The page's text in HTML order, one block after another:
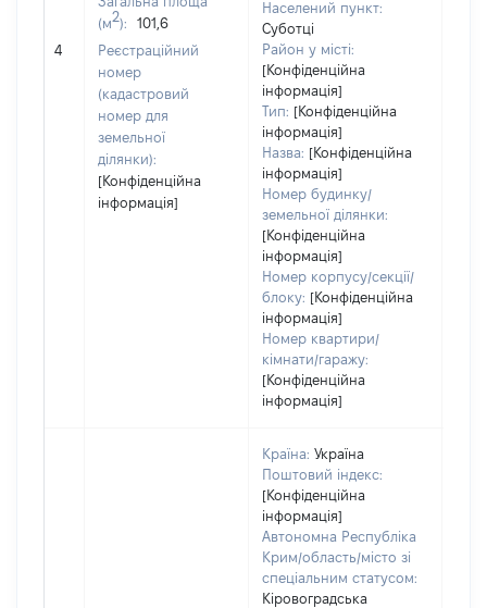
4
(м2):
101,6
Реєстраційний
номер
(кадастровий
номер для
земельної
ділянки):
[Конфіденційна
інформація]
Населений пункт:
Суботці
Район у місті:
[Конфіденційна
інформація]
Тип: [Конфіденційна
інформація]
Назва: [Конфіденційна
інформація]
Номер будинку/
земельної ділянки:
[Конфіденційна
інформація]
Номер корпусу/секції/
блоку: [Конфіденційна
інформація]
Номер квартири/
кімнати/гаражу:
[Конфіденційна
інформація]
Країна: Україна
Поштовий індекс:
[Конфіденційна
інформація]
Автономна Республіка
Крим/область/місто зі
спеціальним статусом:
Кіровоградська